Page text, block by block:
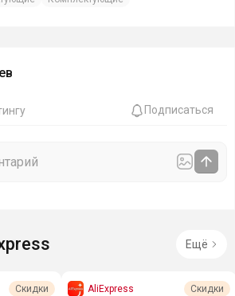
Подписаться
Ещё
Скидки AliExpress Скидки